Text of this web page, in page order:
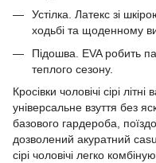
Устілка. Латекс зі
ходьбі та щоденному
Підошва. EVA робить
теплого сезону.
Кросівки чоловічі сірі
універсальне взуття без
базового гардероба,
дозволений акуратний
сірі чоловічі легко